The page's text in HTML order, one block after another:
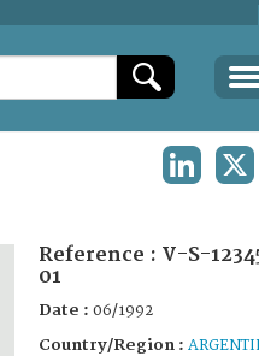
Reference : V-S-
01
Date : 06/1992
Country/Region :